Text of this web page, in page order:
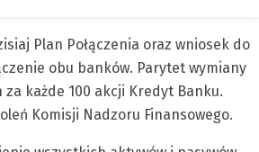
Plan Połączenia oraz wniosek do
obu banków. Parytet wymiany
każde 100 akcji Kredyt Banku.
Komisji Nadzoru Finansowego.